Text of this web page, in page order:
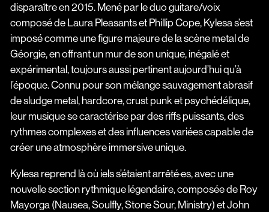
disparaître en 2015. Mené par le duo guitare/voix
composé de Laura Pleasants et Phillip Cope, Kylesa s’est
imposé comme une figure majeure de la scène metal de
Géorgie, en offrant un mur de son unique, inégalé et
expérimental, toujours aussi pertinent aujourd’hui qu’à
l’époque. Connu pour son mélange sauvagement abrasif
de sludge metal, hardcore, crust punk et psychédélique,
leur musique se caractérise par des riffs puissants, des
rythmes complexes et des influences variées capable de
créer une atmosphère immersive unique.
Kylesa reprend là où iels s’étaient arrêté·es, avec une
nouvelle section rythmique légendaire, composée de Roy
Mayorga (Nausea, Soulfly, Stone Sour, Ministry) et John